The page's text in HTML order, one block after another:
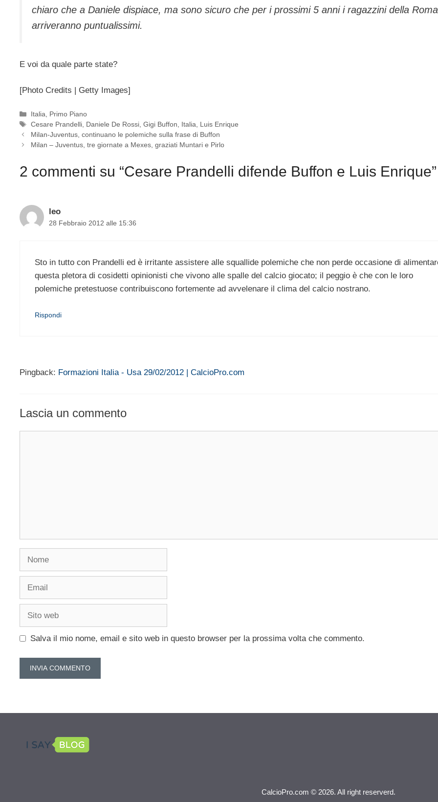
chiaro che a Daniele dispiace, ma sono sicuro che per i prossimi 5 anni i ragazzini della Roma
arriveranno puntualissimi.
E voi da quale parte state?
[Photo Credits | Getty Images]
Categorie
Italia, Primo Piano
Tag
Cesare Prandelli, Daniele De Rossi,Gigi Buffon, Italia, Luis Enrique
Milan-Juventus, continuano le polemiche sulla frase di Buffon
Milan – Juventus, tre giornate a Mexes, graziati Muntari e Pirlo
2 commenti su “Cesare Prandelli difende Buffon e Luis Enrique”
leo
28 Febbraio 2012 alle 15:36
Sto in tutto con Prandelli ed è irritante assistere alle squallide polemiche che non perde occasione di
questa pletora di cosidetti opinionisti che vivono alle spalle del calcio giocato; il peggio è che con le loro
polemiche pretestuose contribuiscono fortemente ad avvelenare il clima del calcio nostrano.
Rispondi
Pingback: Formazioni Italia - Usa 29/02/2012 | CalcioPro.com
Lascia un commento
Nome
Email
Sito
Salva il mio nome, email e sito web in questo browser per la prossima volta che commento.
CalcioPro.com © 2026. All right reserverd.